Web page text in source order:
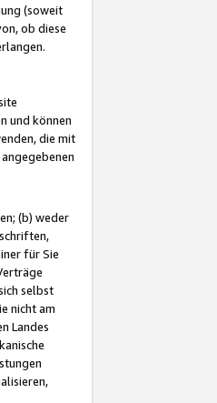
(soweit
ob diese
und können
die mit
(b) weder
für Sie
selbst
nicht am
Landes